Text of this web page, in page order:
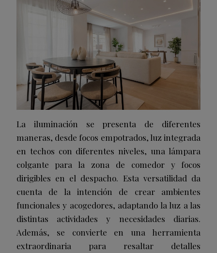
La iluminación se presenta de diferentes
maneras, desde focos empotrados, luz integrada
en techos con diferentes niveles, una lámpara
colgante para la zona de comedor y focos
dirigibles en el despacho. Esta versatilidad da
cuenta de la intención de crear ambientes
funcionales y acogedores, adaptando la luz a las
distintas actividades y necesidades diarias.
Además, se convierte en una herramienta
extraordinaria para resaltar detalles